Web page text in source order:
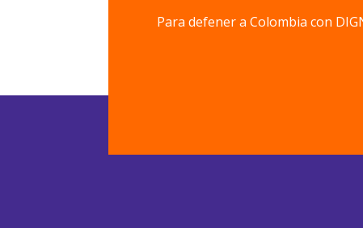
Para defener a Colombia con